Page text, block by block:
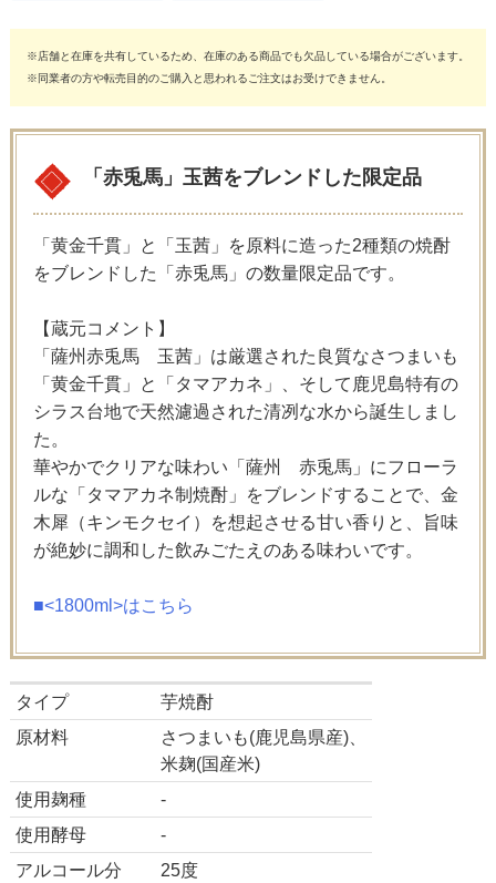
※店舗と在庫を共有しているため、在庫のある商品でも欠品している場合がございます。
※同業者の方や転売目的のご購入と思われるご注文はお受けできません。
「赤兎馬」玉茜をブレンドした限定品
「黄金千貫」と「玉茜」を原料に造った2種類の焼酎
をブレンドした「赤兎馬」の数量限定品です。
【蔵元コメント】
「薩州赤兎馬 玉茜」は厳選された良質なさつまいも
「黄金千貫」と「タマアカネ」、そして鹿児島特有の
シラス台地で天然濾過された清冽な水から誕生しまし
た。
華やかでクリアな味わい「薩州 赤兎馬」にフローラ
ルな「タマアカネ制焼酎」をブレンドすることで、金
木犀（キンモクセイ）を想起させる甘い香りと、旨味
が絶妙に調和した飲みごたえのある味わいです。
■<1800ml>はこちら
タイプ
芋焼酎
原材料
さつまいも(鹿児島県産)、
米麹(国産米)
使用麹種
-
使用酵母
-
アルコール分
25度